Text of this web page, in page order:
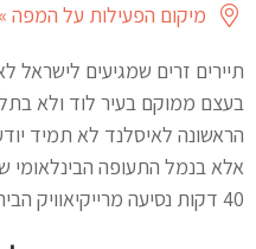
מיקום הפעילות על המפה »
תיירים זרים שמגיעים
בעצם ממוקם בעיר לוד ולא
הראשונה לאיסלנד לא תמיד
אלא בנמל התעופה הבינלאומי
40 דקות נסיעה מרייקיאוויק הבירה.